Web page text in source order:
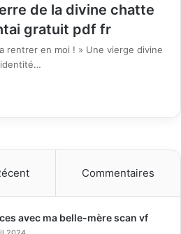
de la divine chatte
gratuit pdf fr
rentrer en moi ! » Une vierge divine
identité…
Commentaires
avec ma belle-mère scan vf